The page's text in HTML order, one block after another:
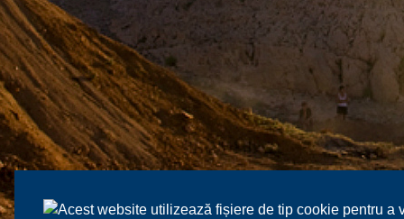
Acest website utilizează fișiere de tip cookie pentru